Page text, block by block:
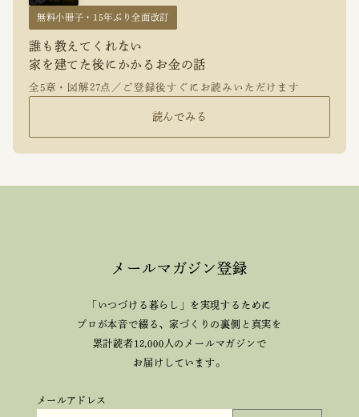
無料小冊子・15年ぶり全面改訂
誰も教えてくれない
家を建てた後にかかるお金の話
全5章・図解27点／ご登録後すぐにお読みいただけます
読んでみる
メールマガジン登録
「いつづける暮らし」を実現するために
プロが本音で綴る、家づくりの裏側と真実を
累計読者12,000人のメールマガジンで
お届けしています。
メールアドレス